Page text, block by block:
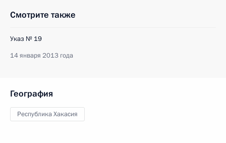
Смотрите также
Указ № 19
14 января 2013 года
География
Республика Хакасия